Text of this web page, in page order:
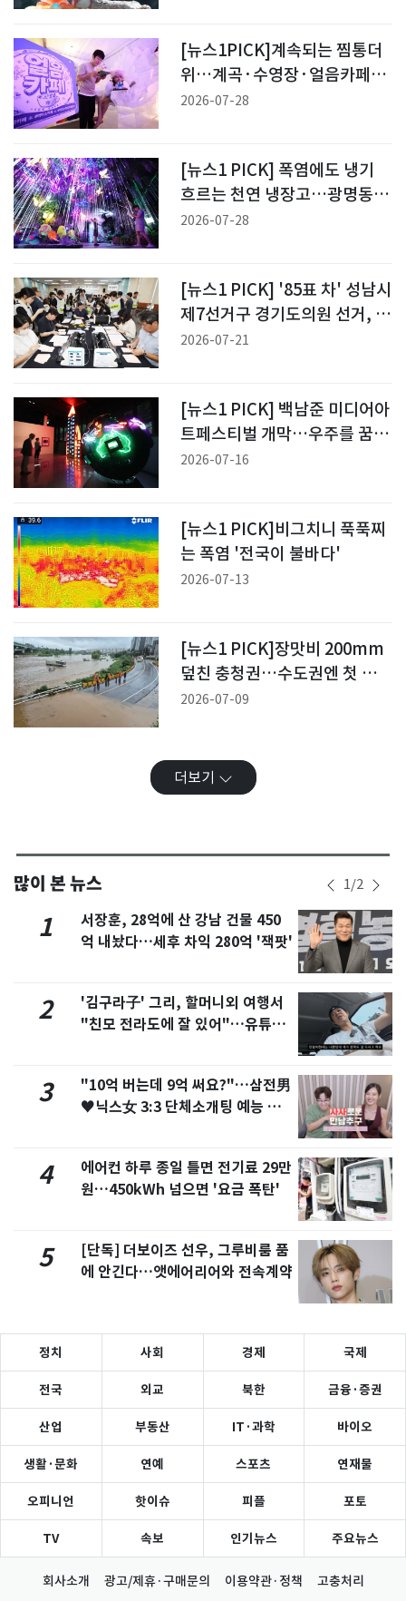
[뉴스1PICK]계속되는 찜통더
위…계곡·수영장·얼음카페로
몰린 시민들
2026-07-28
[뉴스1 PICK] 폭염에도 냉기
흐르는 천연 냉장고…광명동굴
에서 더위 잊으세요
2026-07-28
[뉴스1 PICK] '85표 차' 성남시
제7선거구 경기도의원 선거, 재
검표 실시
2026-07-21
[뉴스1 PICK] 백남준 미디어아
트페스티벌 개막…우주를 꿈꾼
백남준, 그가 상상한 우주가 펼
2026-07-16
[뉴스1 PICK]비그치니 푹푹찌
는 폭염 '전국이 불바다'
2026-07-13
[뉴스1 PICK]장맛비 200mm
덮친 충청권…수도권엔 첫 호
우경보
2026-07-09
더보기
많이 본 뉴스 1/2
1
서장훈, 28억에 산 강남 건물 450
억 내놨다…세후 차익 280억 '잭팟'
2
'김구라子' 그리, 할머니외 여행서
"친모 전라도에 잘 있어"…유튜브
3
"10억 버는데 9억 써요?"…삼전男
♥닉스女 3:3 단체소개팅 예능 화
4
에어컨 하루 종일 틀면 전기료 29만
원…450kWh 넘으면 '요금 폭탄'
5
[단독] 더보이즈 선우, 그루비룸 품
에 안긴다…앳에어리어와 전속계약
정치 사회 경제 국제
전국 외교 북한 금융·증권
산업 부동산 IT·과학 바이오
생활·문화 연예 스포츠 연재물
오피니언 핫이슈 피플 포토
TV 속보 인기뉴스 주요뉴스
회사소개 광고/제휴·구매문의 이용약관·정책 고충처리